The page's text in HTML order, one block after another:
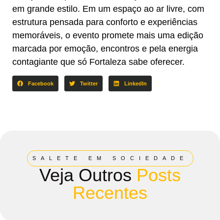
em grande estilo. Em um espaço ao ar livre, com
estrutura pensada para conforto e experiências
memoráveis, o evento promete mais uma edição
marcada por emoção, encontros e pela energia
contagiante que só Fortaleza sabe oferecer.
Facebook Twitter LinkedIn
SALETE EM SOCIEDADE
Veja Outros Posts
Recentes